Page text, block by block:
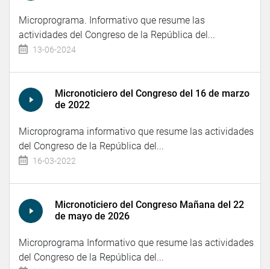
Microprograma. Informativo que resume las
actividades del Congreso de la República del...
13-06-2024
Micronoticiero del Congreso del 16 de marzo
de 2022
Microprograma informativo que resume las actividades
del Congreso de la República del...
16-03-2022
Micronoticiero del Congreso Mañana del 22
de mayo de 2026
Microprograma Informativo que resume las actividades
del Congreso de la República del...